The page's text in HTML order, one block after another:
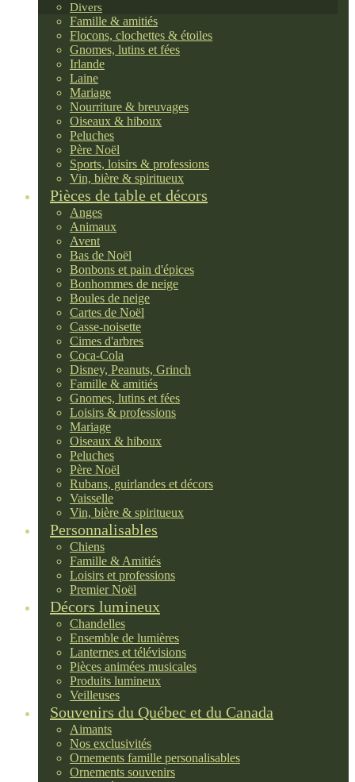
Divers
Famille & amitiés
Flocons, clochettes & étoiles
Gnomes, lutins et fées
Irlande
Laine
Mariage
Nourriture & breuvages
Oiseaux & hiboux
Peluches
Père Noël
Sports, loisirs & professions
Vin, bière & spiritueux
Pièces de table et décors
Anges
Animaux
Avent
Bas de Noël
Bonbons et pain d'épices
Bonhommes de neige
Boules de neige
Cartes de Noël
Casse-noisette
Cimes d'arbres
Coca-Cola
Disney, Peanuts, Grinch
Famille & amitiés
Gnomes, lutins et fées
Loisirs & professions
Mariage
Oiseaux & hiboux
Peluches
Père Noël
Rubans, guirlandes et décors
Vaisselle
Vin, bière & spiritueux
Personnalisables
Chiens
Famille & Amitiés
Loisirs et professions
Premier Noël
Décors lumineux
Chandelles
Ensemble de lumières
Lanternes et télévisions
Pièces animées musicales
Produits lumineux
Veilleuses
Souvenirs du Québec et du Canada
Aimants
Nos exclusivités
Ornements famille personalisables
Ornements souvenirs